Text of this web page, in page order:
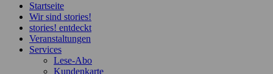
Startseite
Wir sind stories!
stories! entdeckt
Veranstaltungen
Services
Lese-Abo
Kundenkarte